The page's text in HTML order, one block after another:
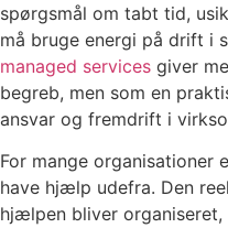
spørgsmål om tabt tid,
må bruge energi på drift i
managed services giver
begreb, men som en
ansvar og fremdrift i
For mange organisationer
have hjælp udefra. Den
hjælpen bliver